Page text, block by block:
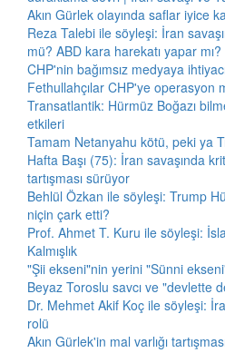
Akın Gürlek olayında saflar iyice
Reza Talebi ile söyleşi: İran
mü? ABD kara harekatı yapar mı?
CHP'nin bağımsız medyaya
Fethullahçılar CHP'ye operasyon
Transatlantik: Hürmüz Boğazı
etkileri
Tamam Netanyahu kötü, peki ya
Hafta Başı (75): İran savaşında
tartışması sürüyor
Behlül Özkan ile söyleşi: Trump
niçin çark etti?
Prof. Ahmet T. Kuru ile söyleşi:
Kalmışlık
"Şii ekseni"nin yerini "Sünni
Beyaz Toroslu savcı ve "devlette
Dr. Mehmet Akif Koç ile söyleşi:
rolü
Akın Gürlek'in mal varlığı